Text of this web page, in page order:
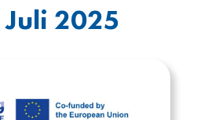
n
Juli 2025